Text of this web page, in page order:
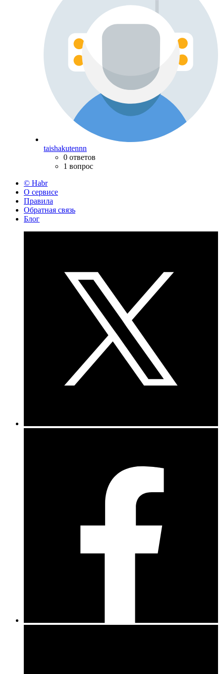
taishakutennn
0 ответов
1 вопрос
© Habr
О сервисе
Правила
Обратная связь
Блог